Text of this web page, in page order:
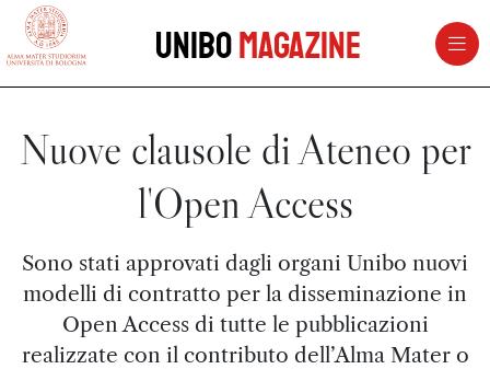
vai al contenuto della pagina
UniboMagazine
Nuove clausole di Ateneo per
l'Open Access
Sono stati approvati dagli organi Unibo nuovi
modelli di contratto per la disseminazione in
Open Access di tutte le pubblicazioni
realizzate con il contributo dell’Alma Mater o